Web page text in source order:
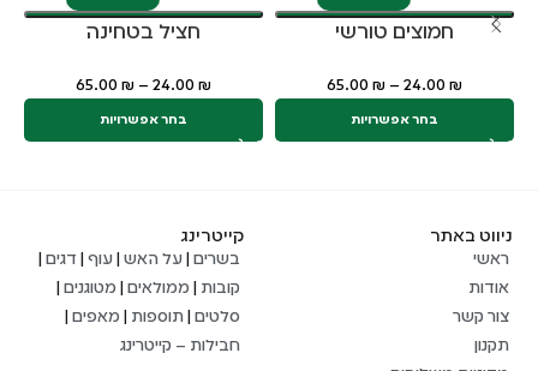
חמוצים טורשי
24.00 ₪
–
65.00 ₪
בחר אפשרויות
חציל בטחינה
24.00 ₪
–
65.00 ₪
בחר אפשרויות
ניווט באתר
ראשי
אודות
צור קשר
תקנון
קייטרינג
בשרים |על האש |עוף דגים
קובות
ממולאים מטוגנים
סלטים |תוספות מאפים
חבילות – קייטרינג